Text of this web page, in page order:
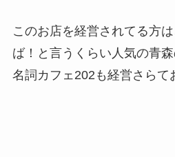
このお店を経営されてる方
ば！と言うくらい人気の青
名詞カフェ202も経営さらて